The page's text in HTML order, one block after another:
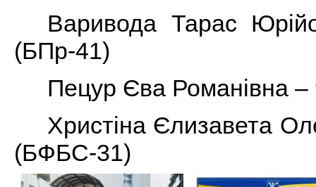
Варивода Тарас
(БПр-41)
Пецур Єва Романівна
Христіна Єлизавета
(БФБС-31)